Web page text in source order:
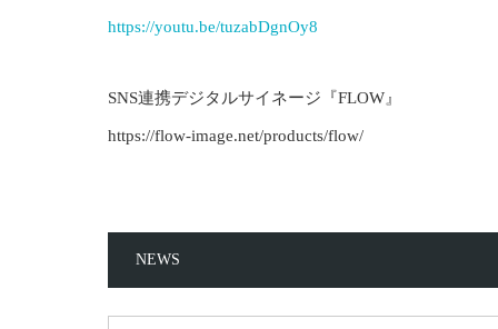
https://youtu.be/tuzabDgnOy8
SNS連携デジタルサイネージ『FLOW』
https://flow-image.net/products/flow/
NEWS